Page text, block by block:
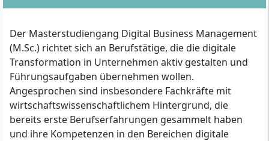
Der Masterstudiengang Digital Business Management
(M.Sc.) richtet sich an Berufstätige, die die digitale
Transformation in Unternehmen aktiv gestalten und
Führungsaufgaben übernehmen wollen.
Angesprochen sind insbesondere Fachkräfte mit
wirtschaftswissenschaftlichem Hintergrund, die
bereits erste Berufserfahrungen gesammelt haben
und ihre Kompetenzen in den Bereichen digitale